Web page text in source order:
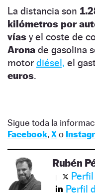
La distancia son
kilómetros por
vías y el coste de
Arona de gasolina
motor diésel, el
euros.
Sigue toda la
Facebook, Xo
Rubén
Perfil